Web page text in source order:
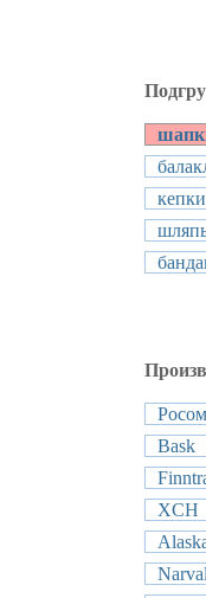
Bask
ХCH
Narval